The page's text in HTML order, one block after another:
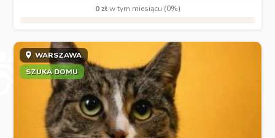
0 złw tym miesiącu (0%)
WARSZAWA
SZUKA DOMU